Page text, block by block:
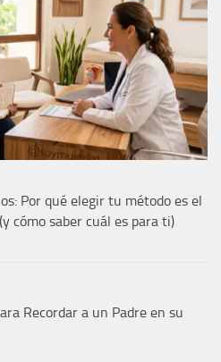
Por qué elegir tu método es el
cómo saber cuál es para ti)
Recordar a un Padre en su